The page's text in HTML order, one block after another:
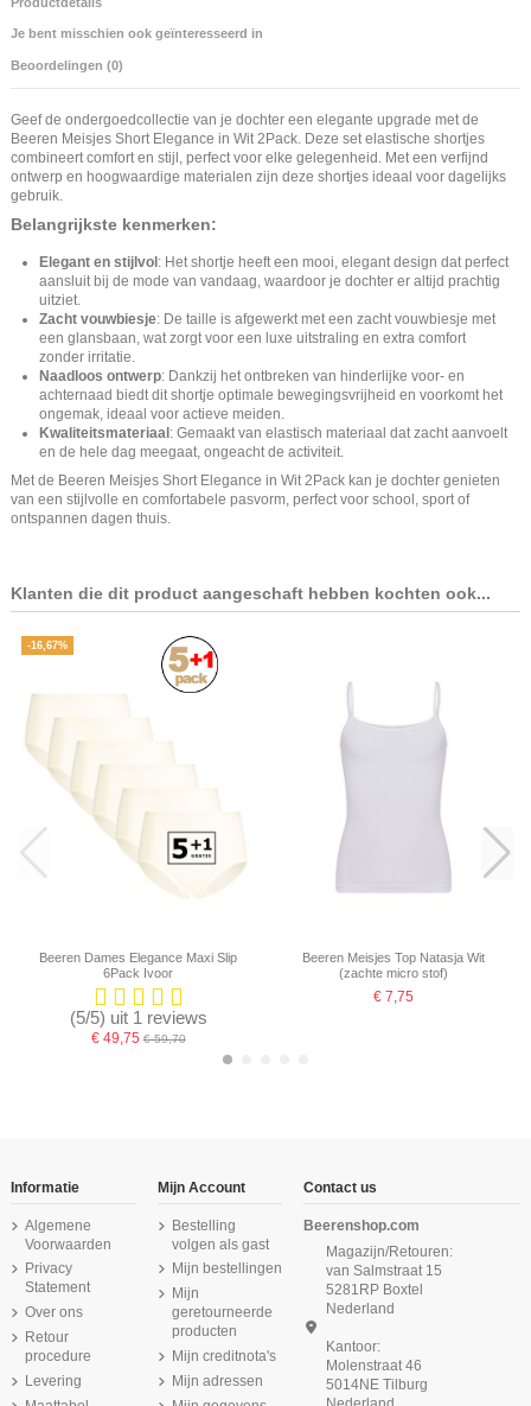
Je bent misschien ook geïnteresseerd in
Beoordelingen (0)
Geef de ondergoedcollectie van je dochter een elegante upgrade met de
Beeren Meisjes Short Elegance in Wit 2Pack. Deze set elastische shortjes
combineert comfort en stijl, perfect voor elke gelegenheid. Met een verfijnd
ontwerp en hoogwaardige materialen zijn deze shortjes ideaal voor dagelijks
gebruik.
Belangrijkste kenmerken:
Elegant en stijlvol : Het shortje heeft een mooi, elegant design dat perfect
aansluit bij de mode van vandaag, waardoor je dochter er altijd prachtig
uitziet.
Zacht vouwbiesje: De taille is afgewerkt met een zacht vouwbiesje met
een glansbaan, wat zorgt voor een luxe uitstraling en extra comfort
zonder irritatie.
Naadloos ontwerp: Dankzij het ontbreken van hinderlijke voor- en
achternaad biedt dit shortje optimale bewegingsvrijheid en voorkomt het
ongemak, ideaal voor actieve meiden.
Kwaliteitsmateriaal : Gemaakt van elastisch materiaal dat zacht aanvoelt
en de hele dag meegaat, ongeacht de activiteit.
Met de Beeren Meisjes Short Elegance in Wit 2Pack kan je dochter genieten
van een stijlvolle en comfortabele pasvorm, perfect voor school, sport of
ontspannen dagen thuis.
Klanten die dit product aangeschaft hebben kochten ook...
-16,67%
Beeren Dames Elegance Maxi Slip
6Pack Ivoor
(5/5) uit 1 reviews
€ 49,75€ 59,70
Beeren Meisjes Top Natasja Wit
(zachte micro stof)
€ 7,75
Informatie
Algemene
Voorwaarden
Privacy
Statement
Over ons
Retour
procedure
Levering
Mijn Account
Bestelling
volgen als gast
Mijn bestellingen
Mijn
geretourneerde
producten
Mijn creditnota's
Mijn adressen
Contact us
Beerenshop.com
Magazijn/Retouren:
van Salmstraat 15
5281RP Boxtel
Nederland
Kantoor:
Molenstraat 46
5014NE Tilburg